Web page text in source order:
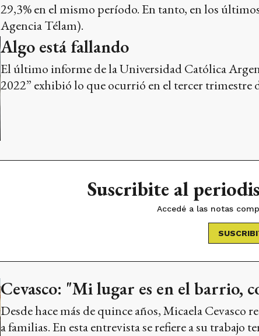
29,3% en el mismo período. En tanto, en los
Agencia Télam).
Algo está fallando
El último informe de la Universidad Católica
2022” exhibió lo que ocurrió en el tercer trimestre
Suscribite al
Accedé a las notas
Cevasco: "Mi lugar es en el barrio,
Desde hace más de quince años, Micaela
a familias. En esta entrevista se refiere a su